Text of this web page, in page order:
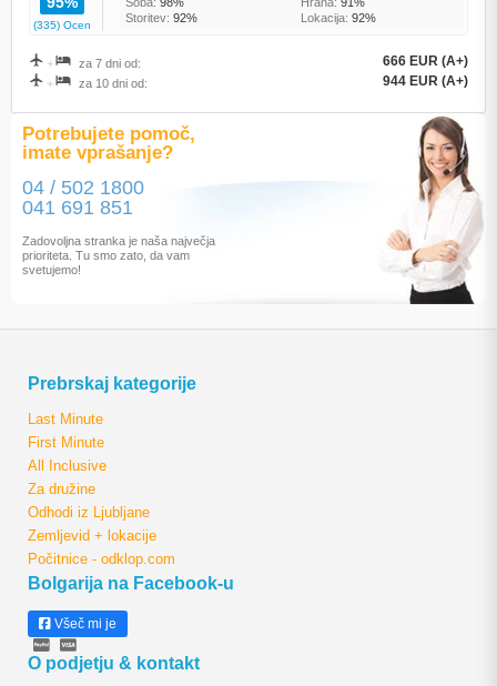
Potrebujete pomoč,
imate vprašanje?
04 / 502 1800
041 691 851
Zadovoljna stranka je naša največja
prioriteta. Tu smo zato, da vam
svetujemo!
(335) Ocen
Storitev: 92% Lokacija: 92%
+ za 7 dni od: 666 EUR (A+)
+ za 10 dni od: 944 EUR (A+)
Prebrskaj kategorije
Last Minute
First Minute
All Inclusive
Za družine
Odhodi iz Ljubljane
Zemljevid + lokacije
Počitnice - odklop.com
Bolgarija na Facebook-u
Všeč mi je
O podjetju & kontakt